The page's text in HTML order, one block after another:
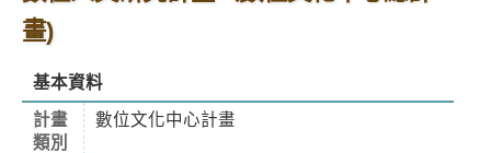
畫)
基本資料
計畫
類別
數位文化中心計畫